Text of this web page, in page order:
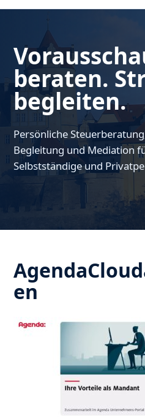
beraten.
begleiten.
Persönliche
Begleitung und Mediation
Selbstständige und
en